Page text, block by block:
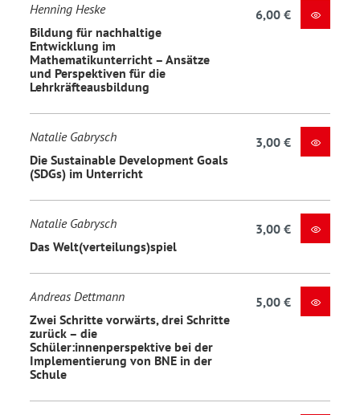
Henning Heske
Bildung für nachhaltige
Entwicklung im
Mathematikunterricht – Ansätze
und Perspektiven für die
Lehrkräfteausbildung
6,00 €
Natalie Gabrysch
Die Sustainable Development Goals
(SDGs) im Unterricht
3,00 €
Natalie Gabrysch
Das Welt(verteilungs)spiel
3,00 €
Andreas Dettmann
Zwei Schritte vorwärts, drei Schritte
zurück – die
Schüler:innenperspektive bei der
Implementierung von BNE in der
Schule
5,00 €